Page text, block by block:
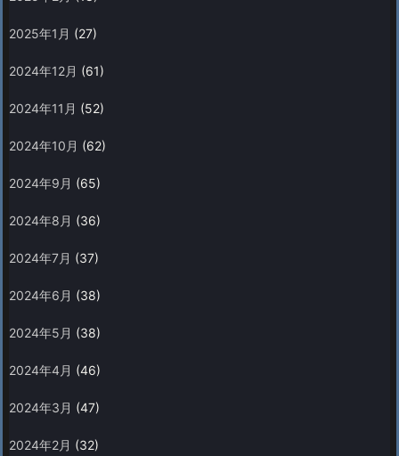
2025年1月 (27)
2024年12月 (61)
2024年11月 (52)
2024年10月 (62)
2024年9月 (65)
2024年8月 (36)
2024年7月 (37)
2024年6月 (38)
2024年5月 (38)
2024年4月 (46)
2024年3月 (47)
2024年2月 (32)